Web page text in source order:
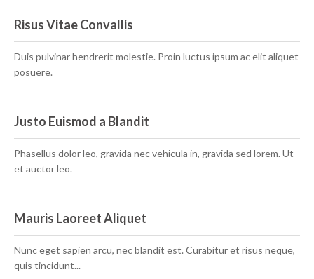
Risus Vitae Convallis
Duis pulvinar hendrerit molestie. Proin luctus ipsum ac elit aliquet
posuere.
Justo Euismod a Blandit
Phasellus dolor leo, gravida nec vehicula in, gravida sed lorem. Ut
et auctor leo.
Mauris Laoreet Aliquet
Nunc eget sapien arcu, nec blandit est. Curabitur et risus neque,
quis tincidunt...